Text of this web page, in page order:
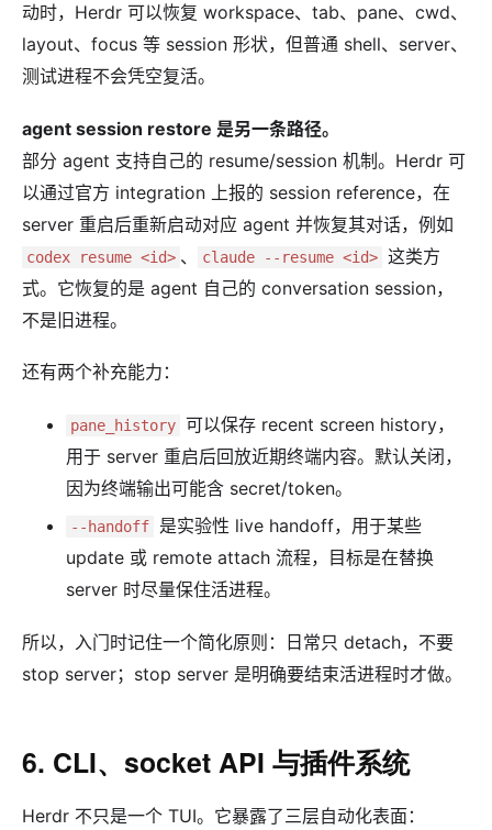
动时，Herdr 可以恢复 workspace、tab、pane、cwd、
layout、focus 等 session 形状，但普通 shell、server、
测试进程不会凭空复活。
agent session restore 是另一条路径。
部分 agent 支持自己的 resume/session 机制。Herdr 可
以通过官方 integration 上报的 session reference，在
server 重启后重新启动对应 agent 并恢复其对话，例如
codex resume <id> 、 claude --resume <id> 这类方
式。它恢复的是 agent 自己的 conversation session，
不是旧进程。
还有两个补充能力：
pane_history 可以保存 recent screen history，
用于 server 重启后回放近期终端内容。默认关闭，
因为终端输出可能含 secret/token。
--handoff
是实验性 live handoff，用于某些
update 或 remote attach 流程，目标是在替换
server 时尽量保住活进程。
所以，入门时记住一个简化原则：日常只 detach，不要
stop server；stop server 是明确要结束活进程时才做。
6. CLI、socket API 与插件系统
Herdr 不只是一个 TUI。它暴露了三层自动化表面：